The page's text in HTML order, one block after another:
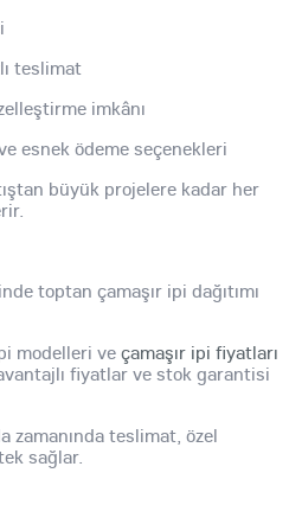
teslimat
imkânı
esnek ödeme seçenekleri
büyük projelere kadar her
toptan çamaşır ipi dağıtımı
modelleri ve çamaşır ipi fiyatları
fiyatlar ve stok garantisi
zamanında teslimat, özel
sağlar.